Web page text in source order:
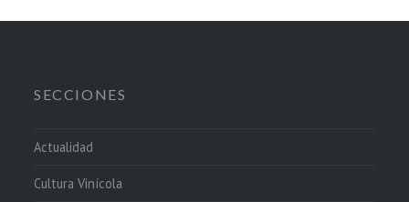
SECCIONES
Actualidad
Cultura Vinícola